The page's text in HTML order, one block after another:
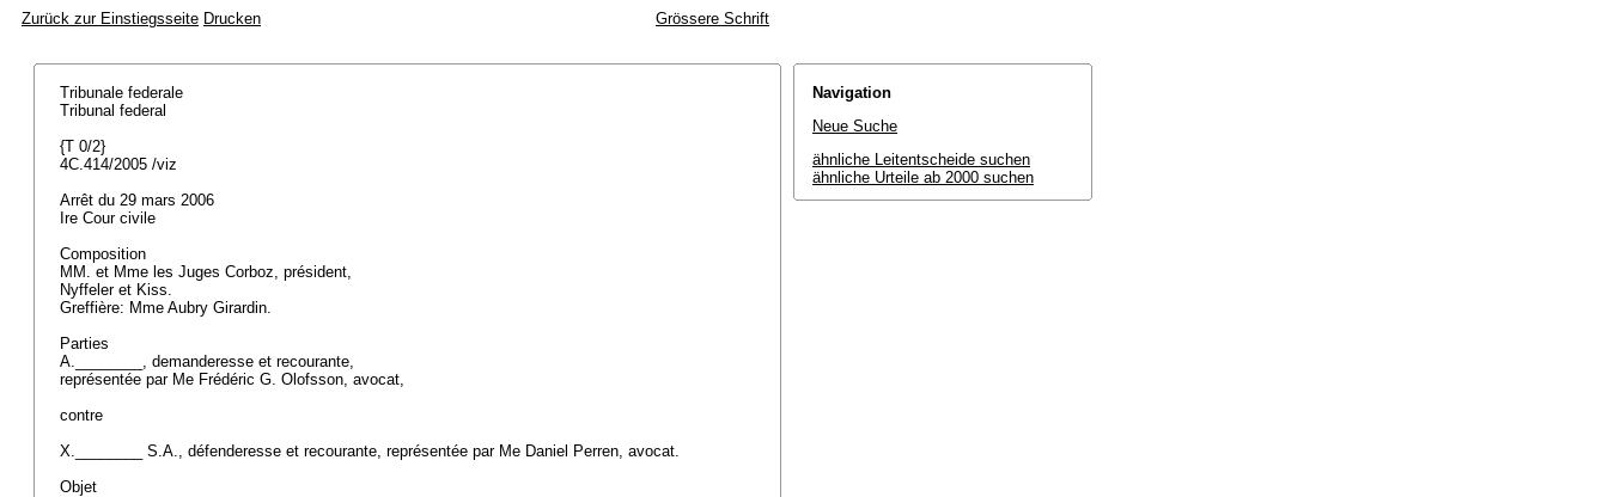
Zurück zur Einstiegsseite Drucken Grössere Schrift
Tribunale federale
Tribunal federal
{T 0/2}
4C.414/2005 /viz
Arrêt du 29 mars 2006
Ire Cour civile
Composition
MM. et Mme les Juges Corboz, président,
Nyffeler et Kiss.
Greffière: Mme Aubry Girardin.
Parties
A.________, demanderesse et recourante,
représentée par Me Frédéric G. Olofsson, avocat,
contre
X.________ S.A., défenderesse et recourante, représentée par Me Daniel Perren, avocat.
Objet
Navigation
Neue Suche
ähnliche Leitentscheide suchen
ähnliche Urteile ab 2000 suchen